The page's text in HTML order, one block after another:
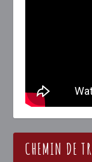
CHEMIN DE